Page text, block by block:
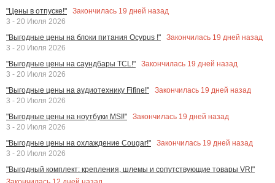
"Цены в отпуске!"
Закончилась 19 дней назад
3 - 20 Июля 2026
"Выгодные цены на блоки питания Ocypus !"
Закончилась 19 дней назад
3 - 20 Июля 2026
"Выгодные цены на саундбары TCL!"
Закончилась 19 дней назад
3 - 20 Июля 2026
"Выгодные цены на аудиотехнику Fifine!"
Закончилась 19 дней назад
3 - 20 Июля 2026
"Выгодные цены на ноутбуки MSI!"
Закончилась 19 дней назад
3 - 20 Июля 2026
"Выгодные цены на охлаждение Cougar!"
Закончилась 19 дней назад
3 - 20 Июля 2026
"Выгодный комплект: крепления, шлемы и сопутствующие товары VR!"